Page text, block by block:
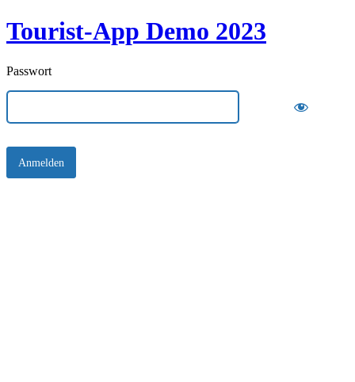
Tourist-App Demo 2023
Passwort